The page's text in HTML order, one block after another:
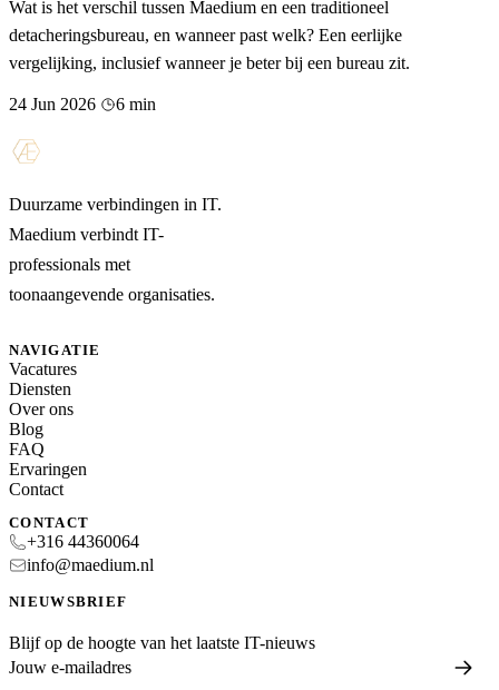
Wat is het verschil tussen Maedium en een traditioneel
detacheringsbureau, en wanneer past welk? Een eerlijke
vergelijking, inclusief wanneer je beter bij een bureau zit.
24 Jun 2026 6 min
Duurzame verbindingen in IT.
Maedium verbindt IT-
professionals met
toonaangevende organisaties.
NAVIGATIE
Vacatures
Diensten
Over ons
Blog
FAQ
Ervaringen
Contact
CONTACT
+316 44360064
info@maedium.nl
NIEUWSBRIEF
Blijf op de hoogte van het laatste IT-nieuws